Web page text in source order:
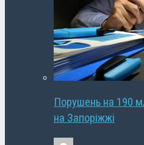
Порушень на 190
на Запоріжжі